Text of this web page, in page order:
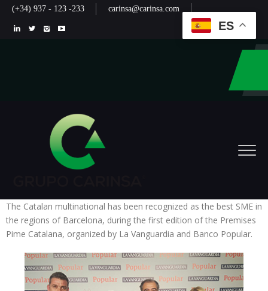
(+34) 937 - 123 -233 carinsa@carinsa.com
The Catalan multinational has been recognized as the best SME in
the regions of Barcelona, during the first edition of the Premises
Pime Catalana, organized by La Vanguardia and Banco Popular.
ES